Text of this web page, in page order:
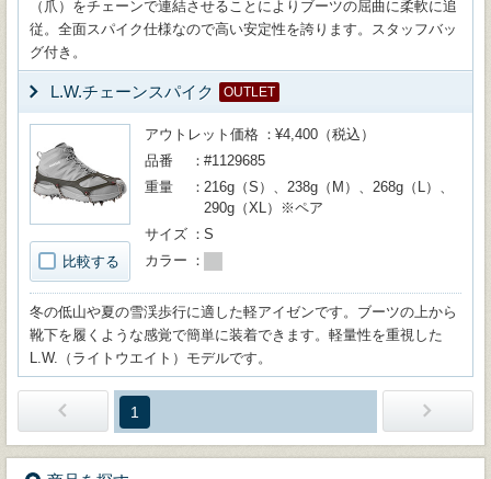
（爪）をチェーンで連結させることによりブーツの屈曲に柔軟に追
従。全面スパイク仕様なので高い安定性を誇ります。スタッフバッ
グ付き。
L.W.チェーンスパイク OUTLET
比較する
アウトレット価格
¥4,400（税込）
品番
#1129685
重量
216g（S）、238g（M）、268g（L）、
290g（XL）※ペア
サイズ
S
カラー
冬の低山や夏の雪渓歩行に適した軽アイゼンです。ブーツの上から
靴下を履くような感覚で簡単に装着できます。軽量性を重視した
L.W.（ライトウエイト）モデルです。
1